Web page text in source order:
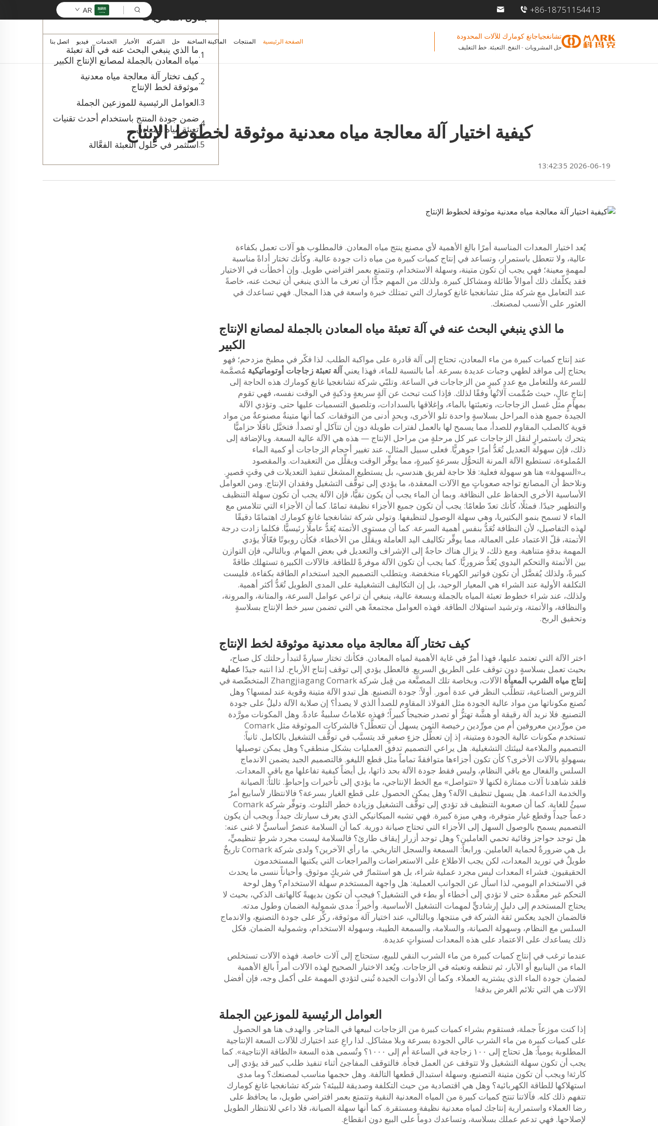
+86-18751154413
AR
تشانغجياجانغ كومارك للآلات المحدودة
حل المشروبات - النفخ. التعبئة. خط التغليف
الصفحة الرئيسية المنتجات الماكينة الساخنة حل الشركة الأخبار الخدمات فيديو اتصل بنا
كيفية اختيار آلة معالجة مياه معدنية موثوقة لخطوط الإنتاج
2026-06-19 13:42:35
يُعد اختيار المعدات المناسبة أمرًا بالغ الأهمية لأي مصنع ينتج مياه المعادن. فالمطلوب هو آلات تعمل بكفاءة
عالية، ولا تتعطل باستمرار، وتساعد في إنتاج كميات كبيرة من مياه ذات جودة عالية. وكأنك تختار أداةً مناسبة
لمهمةٍ معينة؛ فهي يجب أن تكون متينة، وسهلة الاستخدام، وتتمتع بعمر افتراضي طويل. وإن أخطأت في الاختيار
فقد يكلّفك ذلك أموالاً طائلة ومشاكل كبيرة. ولذلك من المهم جدًّا أن تعرف ما الذي ينبغي أن تبحث عنه، خاصةً
عند التعامل مع شركة مثل تشانغجيا غانغ كومارك التي تمتلك خبرة واسعة في هذا المجال. فهي تساعدك في
العثور على الأنسب لمصنعك.
ما الذي ينبغي البحث عنه في آلة تعبئة مياه المعادن بالجملة لمصانع الإنتاج
الكبير
عند إنتاج كميات كبيرة من ماء المعادن، تحتاج إلى آلة قادرة على مواكبة الطلب. لذا فكّر في مطبخ مزدحم؛ فهو
يحتاج إلى مواقد لطهي وجبات عديدة بسرعة. أما بالنسبة للماء، فهذا يعني آلة تعبئة زجاجات أوتوماتيكية مُصمَّمة
للسرعة وللتعامل مع عددٍ كبيرٍ من الزجاجات في الساعة. وتلبّي شركة تشانغجيا غانغ كومارك هذه الحاجة إلى
إنتاجٍ عالٍ، حيث صُمِّمت آلاتُها وفقًا لذلك. فإذا كنت تبحث عن آلةٍ سريعةٍ وذكيةٍ في الوقت نفسه، فهي تقوم
بمهامٍ مثل غسل الزجاجات، وتعبئتها بالماء، وإغلاقها بالسدادات، وتلصيق التسميات عليها حتى. وتؤدي الآلة
الجيدة جميع هذه المراحل بسلاسةٍ واحدة تلو الأخرى، وبحدٍ أدنى من التوقفات. كما أنها متينةٌ مصنوعةٌ من مواد
قوية كالصلب المقاوم للصدأ، مما يسمح لها بالعمل لفترات طويلة دون أن تتآكل أو تصدأ. فتخيَّل ناقلًا حزاميًّا
يتحرك باستمرارٍ لنقل الزجاجات عبر كل مرحلةٍ من مراحل الإنتاج — هذه هي الآلة عالية السعة. وبالإضافة إلى
ذلك، فإن سهولة التعديل تُعَدُّ أمرًا جوهريًّا. فعلى سبيل المثال، عند تغيير أحجام الزجاجات أو كمية الماء
المُملوءة، تستطيع الآلة المرنة التحوُّل بسرعةٍ كبيرةٍ، مما يوفِّر الوقت ويقلِّل من التعقيدات. والمقصود
بـ«السهولة» هنا هو سهولة فعلية: فلا حاجة لفريق هندسي، بل يستطيع المشغل تنفيذ التعديلات في وقتٍ قصيرٍ.
ونلاحظ أن المصانع تواجه صعوباتٍ مع الآلات المعقدة، ما يؤدي إلى توقُّف التشغيل وفقدان الإنتاج. ومن العوامل
الأساسية الأخرى الحفاظ على النظافة. وبما أن الماء يجب أن يكون نقيًّا، فإن الآلة يجب أن تكون سهلة التنظيف
والتطهير جيدًا. فمثلًا، كأنك تعدّ طعامًا: يجب أن تكون جميع الأجزاء نظيفة تمامًا. كما أن الأجزاء التي تتلامس مع
الماء لا تسمح بنمو البكتيريا، وهي سهلة الوصول لتنظيفها. وتولي شركة تشانغجيا غانغ كومارك اهتمامًا دقيقًا
لهذه التفاصيل، لأن النظافة تُعَدُّ بنفس أهمية السرعة. كما أن مستوى الأتمتة يُعَدُّ عاملًا رئيسيًّا. فكلما زادت درجة
الأتمتة، قلّ الاعتماد على العمالة، مما يوفِّر تكاليف اليد العاملة ويقلِّل من الأخطاء. فكأن روبوتًا فعّالًا يؤدي
المهمة بدقةٍ متناهية. ومع ذلك، لا يزال هناك حاجةٌ إلى الإشراف والتعديل في بعض المهام. وبالتالي، فإن التوازن
بين الأتمتة والتحكم اليدوي يُعَدُّ ضروريًّا. كما يجب أن تكون الآلة موفرةً للطاقة. فالآلات الكبيرة تستهلك طاقةً
كبيرةً، ولذلك يُفضَّل أن تكون فواتير الكهرباء منخفضة. ويتطلب التصميم الجيد استخدام الطاقة بكفاءة. فليست
التكلفة الأولية عند الشراء هي المعيار الوحيد، بل إن التكاليف التشغيلية على المدى الطويل تُعَدُّ أكثر أهمية.
ولذلك، عند شراء خطوط تعبئة المياه بالجملة وبسعة عالية، ينبغي أن تراعي عوامل السرعة، والمتانة، والمرونة،
والنظافة، والأتمتة، وترشيد استهلاك الطاقة. فهذه العوامل مجتمعةً هي التي تضمن سير خط الإنتاج بسلاسةٍ
وتحقيق الربح.
كيف تختار آلة معالجة مياه معدنية موثوقة لخط الإنتاج
اختر الآلة التي تعتمد عليها، فهذا أمرٌ في غاية الأهمية لمياه المعادن. فكأنك تختار سيارةً لتبدأ رحلتك كل صباح،
بحيث تعمل بسلاسةٍ دون توقف على الطريق السريع. فالعطل يؤدي إلى توقف إنتاج الأرباح. لذا انتبه جيدًا عملية
إنتاج مياه الشرب المعبأة
الآلات، وبخاصة تلك المصنَّعة من قِبل شركة Zhangjiagang Comark المتخصِّصة في
التروس الصناعية، تتطلَّب النظر في عدة أمور. أولاً: جودة التصنيع. هل تبدو الآلة متينة وقوية عند لمسها؟ وهل
تُصنع مكوناتها من مواد عالية الجودة مثل الفولاذ المقاوم للصدأ الذي لا يصدأ؟ إن صلابة الآلة دليلٌ على جودة
التصنيع. فلا نريد آلة رقيقة أو هشَّة تهتزُّ أو تصدر ضجيجاً كبيراً؛ فهذه علاماتٌ سلبيةٌ عادةً. وهل المكونات مورَّدة
من مورِّدين معروفين أم من مورِّدين رخيصة الثمن يسهل أن تتعطَّل؟ فالشركات الموثوقة مثل Comark
تستخدم مكونات عالية الجودة ومتينة، إذ إن تعطُّل جزءٍ صغيرٍ قد يتسبَّب في توقُّف التشغيل بالكامل. ثانياً:
التصميم والملاءمة لبيئتك التشغيلية. هل يراعي التصميم تدفق العمليات بشكل منطقي؟ وهل يمكن توصيلها
بسهولةٍ بالآلات الأخرى؟ كأن تكون أجزاءها متوافقةً تماماً مثل قطع الليغو. فالتصميم الجيد يضمن الاندماج
السلس والفعال مع باقي النظام، وليس فقط جودة الآلة بحد ذاتها، بل أيضاً كيفية تفاعلها مع باقي المعدات.
فلقد شاهدنا آلات ممتازة لكنها لا «تتواصل» مع الخط الإنتاجي، ما يؤدي إلى تأخيرات وإحباطٍ. ثالثاً: الصيانة
والخدمة الداعمة. هل يسهل تنظيف الآلة؟ وهل يمكن الحصول على قطع الغيار بسرعة؟ فالانتظار لأسابيع أمرٌ
سيئٌ للغاية. كما أن صعوبة التنظيف قد تؤدي إلى توقُّف التشغيل وزيادة خطر التلوث. وتوفِّر شركة Comark
دعماً جيداً وقطع غيار متوفرة، وهي ميزة كبيرة. فهي تشبه الميكانيكي الذي يعرف سيارتك جيداً. ويجب أن يكون
التصميم يسمح بالوصول السهل إلى الأجزاء التي تحتاج صيانة دورية. كما أن السلامة عنصرٌ أساسيٌّ لا غنى عنه:
هل توجد حواجز وقائية تحمي العاملين؟ وهل توجد أزرار إيقاف طارئ؟ فالسلامة ليست مجرد شرطٍ تنظيميٍّ،
بل هي ضرورةٌ لحماية العاملين. ورابعاً: السمعة والسجل التاريخي. ما رأي الآخرين؟ ولدى شركة Comark تاريخٌ
طويلٌ في توريد المعدات، لكن يجب الاطلاع على الاستعراضات والمراجعات التي يكتبها المستخدمون
الحقيقيون. فشراء المعدات ليس مجرد عملية شراء، بل هو استثمارٌ في شريكٍ موثوق. وأحياناً ننسى ما يحدث
في الاستخدام اليومي، لذا اسأل عن الجوانب العملية: هل واجهة المستخدم سهلة الاستخدام؟ وهل لوحة
التحكم غير معقَّدة حتى لا تؤدي إلى أخطاء أو بطء في التشغيل؟ فيجب أن تكون بديهيةً كالهاتف الذكي، بحيث لا
يحتاج المستخدم إلى دليلٍ إرشاديٍّ لمهمات التشغيل الأساسية. وأخيراً: مدى شمولية الضمان وطول مدته.
فالضمان الجيد يعكس ثقة الشركة في منتجها. وبالتالي، عند اختيار آلة موثوقة، ركِّز على جودة التصنيع، والاندماج
السلس مع النظام، وسهولة الصيانة، والسلامة، والسمعة الطيبة، وسهولة الاستخدام، وشمولية الضمان. فكل
ذلك يساعدك على الاعتماد على هذه المعدات لسنواتٍ عديدة.
عندما ترغب في إنتاج كميات كبيرة من ماء الشرب النقي للبيع، ستحتاج إلى آلات خاصة. فهذه الآلات تستخلص
الماء من الينابيع أو الآبار، ثم تنظفه وتعبئه في الزجاجات. ويُعد الاختيار الصحيح لهذه الآلات أمراً بالغ الأهمية
لضمان جودة الماء الذي يشتريه العملاء. وكما أن الأدوات الجيدة تُبنى لتؤدي المهمة على أكمل وجه، فإن أفضل
الآلات هي التي تلائم الغرض بدقة!
العوامل الرئيسية للموزعين الجملة
إذا كنت موزعاً جملة، فستقوم بشراء كميات كبيرة من الزجاجات لبيعها في المتاجر. والهدف هنا هو الحصول
على كميات كبيرة من ماء الشرب عالي الجودة بسرعة وبلا مشاكل. لذا راعِ عند اختيارك للآلات السعة الإنتاجية
المطلوبة يومياً: هل تحتاج إلى ١٠٠ زجاجة في الساعة أم إلى ١٠٠٠؟ وتُسمى هذه السعة «الطاقة الإنتاجية». كما
يجب أن تكون سهلة التشغيل ولا تتوقف عن العمل فجأة. فالتوقف المفاجئ أثناء تنفيذ طلب كبير قد يؤدي إلى
كارثة! ويجب أن تكون متينة التصنيع، وسهلة استبدال قطعها التالفة. وهل حجمها مناسب لمصنعك؟ وما مدى
استهلاكها للطاقة الكهربائية؟ وهل هي اقتصادية من حيث التكلفة وصديقة للبيئة؟ شركة تشانغجيا غانغ كومارك
تتفهم ذلك كله. فآلاتنا تنتج كميات كبيرة من المياه المعدنية النقية وتتمتع بعمر افتراضي طويل، ما يحافظ على
رضا العملاء واستمرارية إنتاجك لمياه معدنية نظيفة ومستقرة. كما أنها سهلة الصيانة، فلا داعي للانتظار الطويل
لإصلاحها. فهي تدعم عملك بسلاسة، وتساعدك دوماً على البيع دون انقطاع.
جدول المحتويات
ما الذي ينبغي البحث عنه في آلة تعبئة
مياه المعادن بالجملة لمصانع الإنتاج الكبير
كيف تختار آلة معالجة مياه معدنية
موثوقة لخط الإنتاج
العوامل الرئيسية للموزعين الجملة
ضمن جودة المنتج باستخدام أحدث تقنيات
تعبئة مياه المعادن
استثمر في حلول التعبئة الفعَّالة